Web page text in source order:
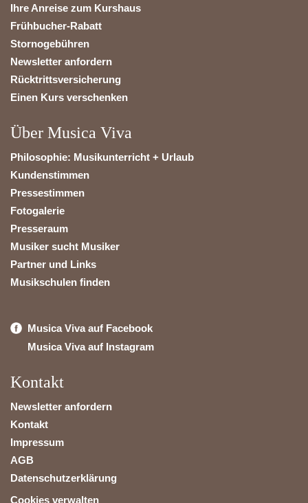
Ihre Anreise zum Kurshaus
Frühbucher-Rabatt
Stornogebühren
Newsletter anfordern
Rücktrittsversicherung
Einen Kurs verschenken
Über Musica Viva
Philosophie: Musikunterricht + Urlaub
Kundenstimmen
Pressestimmen
Fotogalerie
Presseraum
Musiker sucht Musiker
Partner und Links
Musikschulen finden
Musica Viva auf Facebook
Musica Viva auf Instagram
Kontakt
Newsletter anfordern
Kontakt
Impressum
AGB
Datenschutzerklärung
Cookies verwalten